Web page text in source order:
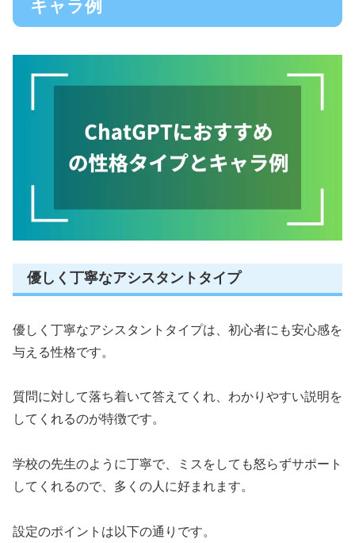
キャラ例
優しく丁寧なアシスタントタイプ
優しく丁寧なアシスタントタイプは、初心者にも安心感を
与える性格です。
質問に対して落ち着いて答えてくれ、わかりやすい説明を
してくれるのが特徴です。
学校の先生のように丁寧で、ミスをしても怒らずサポート
してくれるので、多くの人に好まれます。
設定のポイントは以下の通りです。